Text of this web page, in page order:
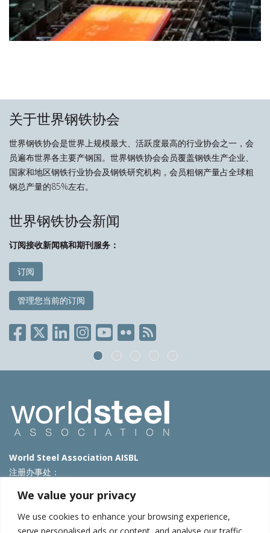
We value your privacy
We use cookies to enhance your browsing experience,
serve personalised ads or content, and analyse our traffic.
关于世界钢铁协会
世界钢铁协会是世界上规模最大、活跃度最高的行业协会之一，会
员遍布世界各主要产钢国。世界钢铁协会会员覆盖钢铁生产企业、
国家和地区钢铁行业协会及钢铁研究机构，会员粗钢产量占全球粗
钢总产量的85%左右。
世界钢铁协会新闻
订阅接收新闻稿和期刊服务：
订阅
管理您当前的订阅
World Steel Association AISBL
注册办事处：
T: +32 2 702 89 00 – E:steel@worldsteel.org